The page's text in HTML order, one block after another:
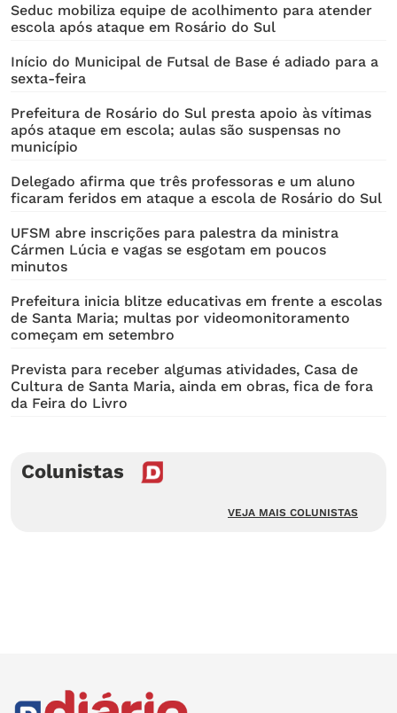
Seduc mobiliza equipe de acolhimento para atender
escola após ataque em Rosário do Sul
Início do Municipal de Futsal de Base é adiado para a
sexta-feira
Prefeitura de Rosário do Sul presta apoio às vítimas
após ataque em escola; aulas são suspensas no
município
Delegado afirma que três professoras e um aluno
ficaram feridos em ataque a escola de Rosário do Sul
UFSM abre inscrições para palestra da ministra
Cármen Lúcia e vagas se esgotam em poucos
minutos
Prefeitura inicia blitze educativas em frente a escolas
de Santa Maria; multas por videomonitoramento
começam em setembro
Prevista para receber algumas atividades, Casa de
Cultura de Santa Maria, ainda em obras, fica de fora
da Feira do Livro
Colunistas
VEJA MAIS COLUNISTAS